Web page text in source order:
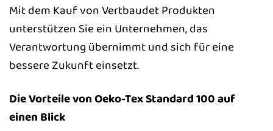
Mit dem Kauf von Vertbaudet Produkten
unterstützen Sie ein Unternehmen, das
Verantwortung übernimmt und sich für eine
bessere Zukunft einsetzt.
Die Vorteile von Oeko-Tex Standard 100 auf
einen Blick